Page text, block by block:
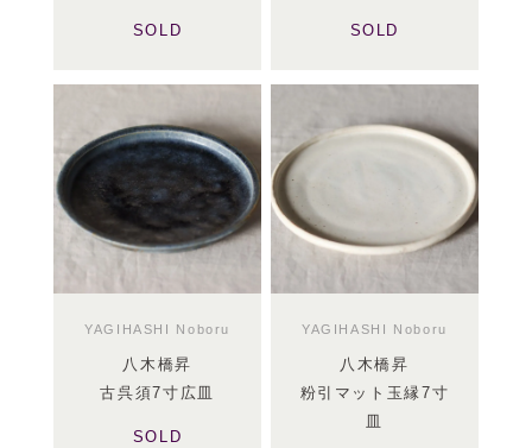
SOLD SOLD
YAGIHASHI Noboru
八木橋昇
古呉須7寸広皿
SOLD
YAGIHASHI Noboru
八木橋昇
粉引マット玉縁7寸